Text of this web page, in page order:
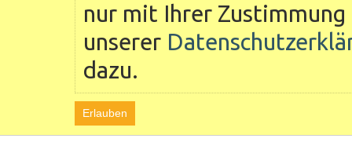
nur mit Ihrer
unserer
dazu.
Erlauben